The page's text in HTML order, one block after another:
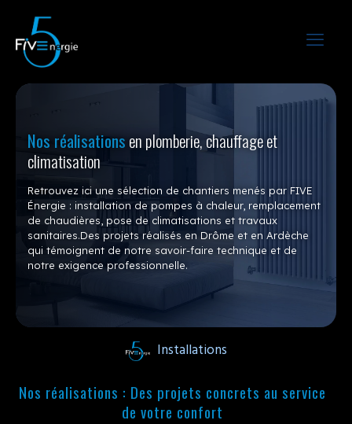
Nos réalisationsen plomberie, chauffage et
climatisation
Retrouvez ici une sélection de chantiers menés par FIVE
Énergie : installation de pompes à chaleur, remplacement
de chaudières, pose de climatisations et travaux
sanitaires.Des projets réalisés en Drôme et en Ardèche
qui témoignent de notre savoir-faire technique et de
notre exigence professionnelle.
Installations
Nos réalisations : Des projets concrets au service
de votre confort